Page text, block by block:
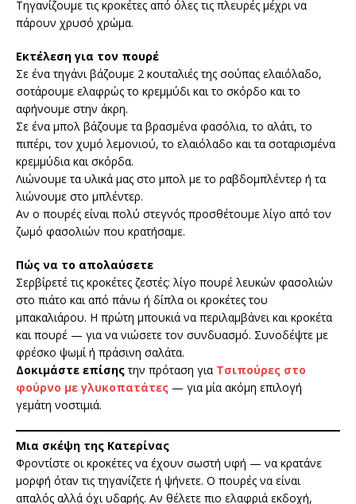
Τηγανίζουμε τις κροκέτες από όλες τις πλευρές μέχρι να
πάρουν χρυσό χρώμα.
Εκτέλεση για τον πουρέ
Σε ένα τηγάνι βάζουμε 2 κουταλιές της σούπας ελαιόλαδο,
σοτάρουμε ελαφρώς το κρεμμύδι και το σκόρδο και το
αφήνουμε στην άκρη.
Σε ένα μπολ βάζουμε τα βρασμένα φασόλια, το αλάτι, το
πιπέρι, τον χυμό λεμονιού, το ελαιόλαδο και τα σοταρισμένα
κρεμμύδια και σκόρδα.
Λιώνουμε τα υλικά μας στο μπολ με το ραβδομπλέντερ ή τα
λιώνουμε στο μπλέντερ.
Αν ο πουρές είναι πολύ στεγνός προσθέτουμε λίγο από τον
ζωμό φασολιών που κρατήσαμε.
Πώς να το απολαύσετε
Σερβίρετέ τις κροκέτες ζεστές: λίγο πουρέ λευκών φασολιών
στο πιάτο και από πάνω ή δίπλα οι κροκέτες του
μπακαλιάρου. Η πρώτη μπουκιά να περιλαμβάνει και κροκέτα
και πουρέ — για να νιώσετε τον συνδυασμό. Συνοδέψτε με
φρέσκο ψωμί ή πράσινη σαλάτα.
Δοκιμάστε επίσηςτην πρόταση για Τσιπούρες στο
φούρνο με γλυκοπατάτες — για μία ακόμη επιλογή
γεμάτη νοστιμιά.
Μια σκέψη της Κατερίνας
Φροντίστε οι κροκέτες να έχουν σωστή υφή — να κρατάνε
μορφή όταν τις τηγανίζετε ή ψήνετε. Ο πουρές να είναι
απαλός αλλά όχι υδαρής. Αν θέλετε πιο ελαφριά εκδοχή,